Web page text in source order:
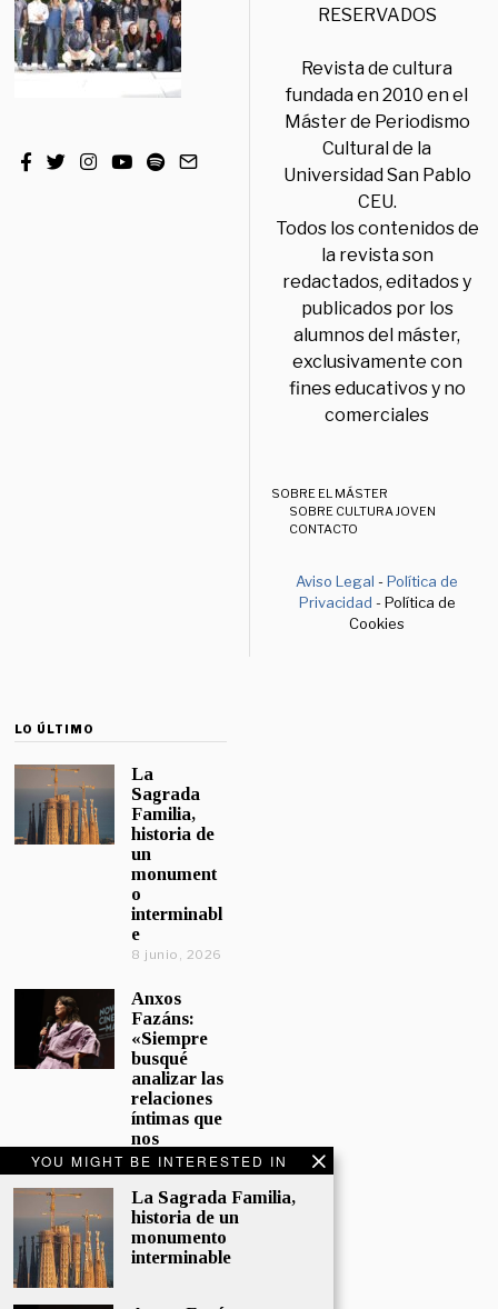
YOU MIGHT BE INTERESTED IN
La Sagrada Familia,
historia de un
monumento
interminable
RESERVADOS
Revista de cultura
fundada en 2010 en el
Máster de Periodismo
Cultural de la
Universidad San Pablo
CEU.
Todos los contenidos de
la revista son
redactados, editados y
publicados por los
alumnos del máster,
exclusivamente con
fines educativos y no
comerciales
SOBRE EL MÁSTER
SOBRE CULTURA JOVEN
CONTACTO
Aviso Legal -Política de
Privacidad - Política de
Cookies
LO ÚLTIMO
La
Sagrada
Familia,
historia de
un
monument
o
interminabl
e
8 junio, 2026
Anxos
Fazáns:
«Siempre
busqué
analizar las
relaciones
íntimas que
nos
afectan»
5 junio, 2026
El hijo de la
cómica, el
homenaje
Sacristán a